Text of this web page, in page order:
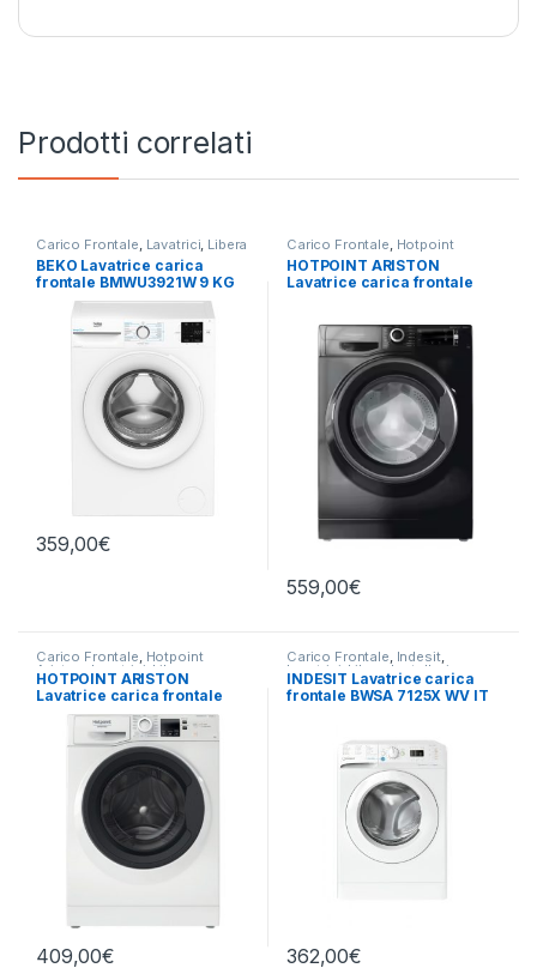
Prodotti correlati
Carico Frontale Lavatrici Libera
Installazione
BEKO Lavatrice carica
frontale BMWU3921W 9 KG
1200 GIRI
359,00€
Carico Frontale Hotpoint
Ariston, Lavatrici ,Libera
Installazione
HOTPOINT ARISTON
Lavatrice carica frontale
559,00€
Carico Frontale, Hotpoint
Ariston, Lavatrici,Libera
Installazione
HOTPOINT ARISTON
Lavatrice carica frontale
NF97WK IT 9 KG 1400 GIRI
409,00€
Carico Frontale, Indesit,
Lavatrici,Libera Installazione
INDESIT Lavatrice carica
frontale BWSA 7125X WV IT
362,00€